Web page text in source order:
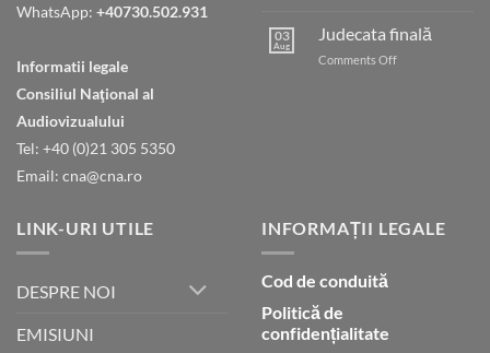
WhatsApp: +40730.502.931
Informatii legale
Consiliul Naţional al
Audiovizualului
Tel: +40 (0)21 305 5350
Email: cna@cna.ro
cu
Dumnezeu
prin
03
Aug
Judecata finală
Comments Offon
LINK-URI UTILE
DESPRE NOI
EMISIUNI
INFORMAȚII LEGALE
Cod de conduită
Politică de
confidențialitate